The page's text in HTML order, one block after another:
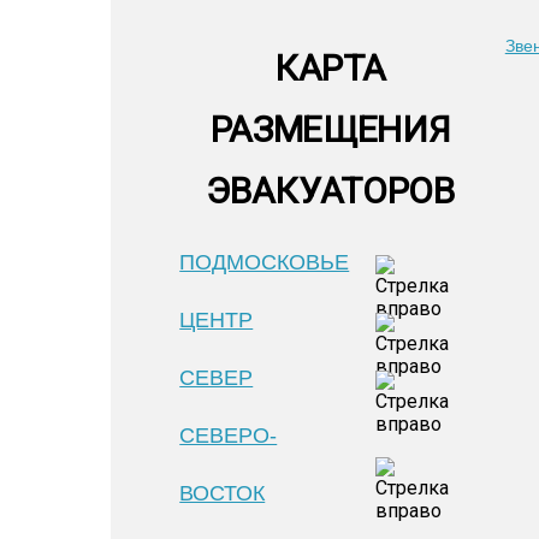
КАРТА
РАЗМЕЩЕНИЯ
ЭВАКУАТОРОВ
ПОДМОСКОВЬЕ
ЦЕНТР
СЕВЕР
СЕВЕРО-
ВОСТОК